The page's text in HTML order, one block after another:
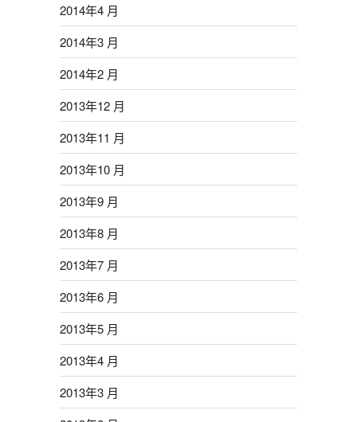
2014年4 月
2014年3 月
2014年2 月
2013年12 月
2013年11 月
2013年10 月
2013年9 月
2013年8 月
2013年7 月
2013年6 月
2013年5 月
2013年4 月
2013年3 月